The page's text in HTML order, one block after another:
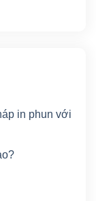
in phun với